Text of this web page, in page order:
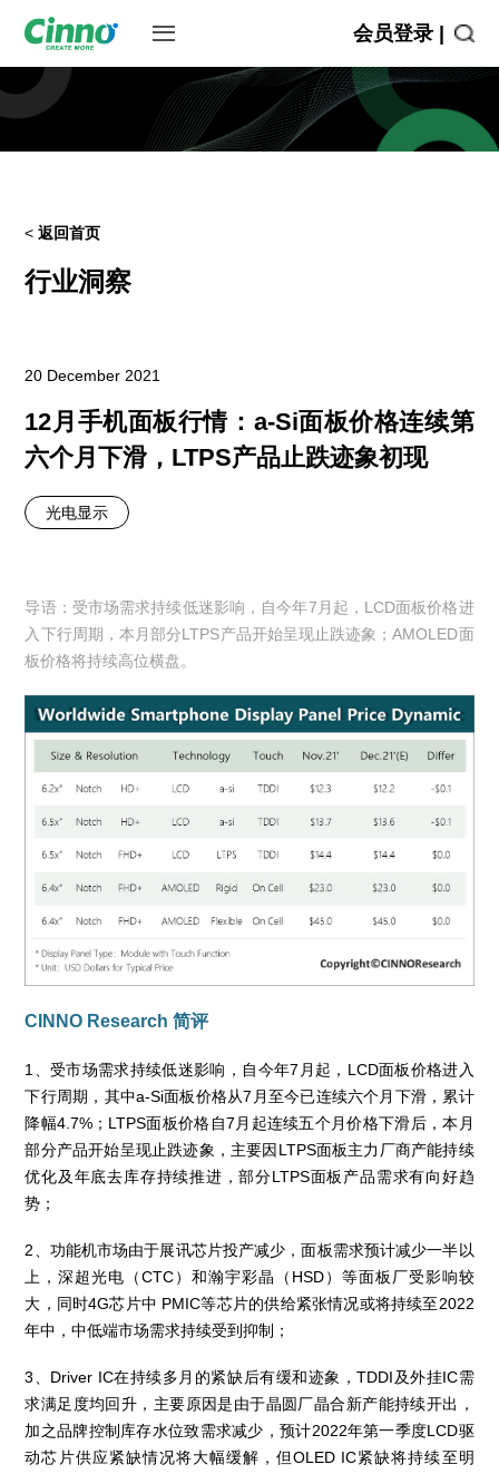
会员登录 |
<返回首页
行业洞察
20 December 2021
12月手机面板行情：a-Si面板价格连续第
六个月下滑，LTPS产品止跌迹象初现
光电显示
导语：受市场需求持续低迷影响，自今年7月起，LCD面板价格进
入下行周期，本月部分LTPS产品开始呈现止跌迹象；AMOLED面
板价格将持续高位横盘。
CINNO Research 简评
1、受市场需求持续低迷影响，自今年7月起，LCD面板价格进入
下行周期，其中a-Si面板价格从7月至今已连续六个月下滑，累计
降幅4.7%；LTPS面板价格自7月起连续五个月价格下滑后，本月
部分产品开始呈现止跌迹象，主要因LTPS面板主力厂商产能持续
优化及年底去库存持续推进，部分LTPS面板产品需求有向好趋
势；
2、功能机市场由于展讯芯片投产减少，面板需求预计减少一半以
上，深超光电（CTC）和瀚宇彩晶（HSD）等面板厂受影响较
大，同时4G芯片中 PMIC等芯片的供给紧张情况或将持续至2022
年中，中低端市场需求持续受到抑制；
3、Driver IC在持续多月的紧缺后有缓和迹象，TDDI及外挂IC需
求满足度均回升，主要原因是由于晶圆厂晶合新产能持续开出，
加之品牌控制库存水位致需求减少，预计2022年第一季度LCD驱
动芯片供应紧缺情况将大幅缓解，但OLED IC紧缺将持续至明